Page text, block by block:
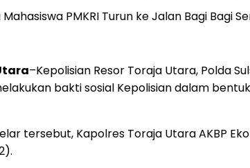
PMKRI Turun ke Jalan Bagi
–Kepolisian Resor Toraja Utara, Polda
bakti sosial Kepolisian dalam
tersebut, Kapolres Toraja Utara AKBP